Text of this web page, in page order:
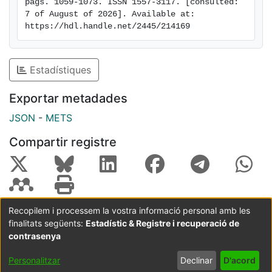
pags. 1059-1073. ISSN 1557-3117. [consulted:
7 of August of 2026]. Available at:
https://hdl.handle.net/2445/214169
Estadístiques
Exportar metadades
JSON - METS
Compartir registre
Coordinació:CRAI UB Avís legal
Metadades
subjectes a:
Configuració
de cookies
privadesa
Recopilem i processem la vostra informació personal amb les
finalitats següents: Estadístic & Registre i recuperació de
contrasenya
Personalitzar Declinar D'acord